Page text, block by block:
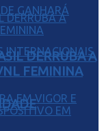
DERRUBA A
FEMININA